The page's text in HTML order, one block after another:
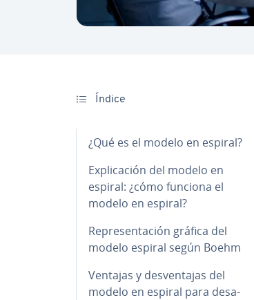
Índice
¿Qué es el modelo en espiral?
Ex­pli­ca­ción del modelo en
espiral: ¿cómo funciona el
modelo en espiral?
Re­pre­se­n­ta­ción gráfica del
modelo espiral según Boehm
Ventajas y de­s­ve­n­ta­jas del
modelo en espiral para de­sa­